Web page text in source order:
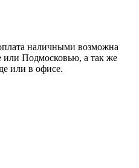
наличными возможна
или Подмосковью, а так же
или в офисе.